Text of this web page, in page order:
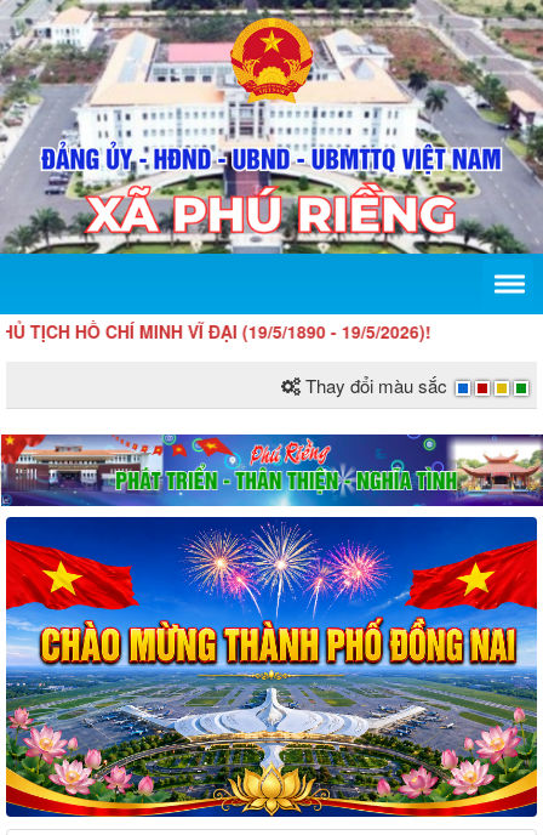
CHÍ MINH VĨ ĐẠI (19/5/1890 - 19/5/2026)!
Thay đổi màu sắc